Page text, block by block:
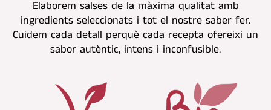
Elaborem salses de la màxima qualitat amb
ingredients seleccionats i tot el nostre saber fer.
Cuidem cada detall perquè cada recepta ofereixi un
sabor autèntic, intens i inconfusible.